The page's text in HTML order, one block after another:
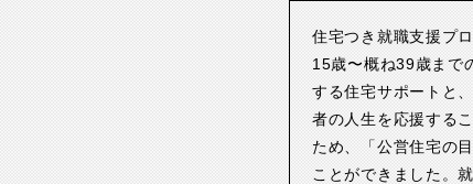
住宅つき就職支援プ
15歳〜概ね39歳まで
する住宅サポートと
者の人生を応援する
ため、「公営住宅の
ことができました。